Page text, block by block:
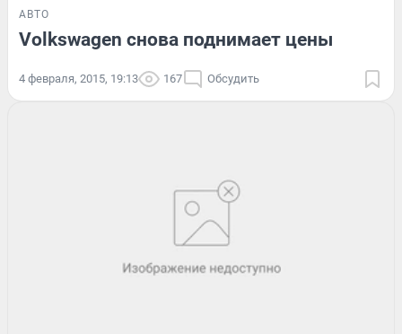
АВТО
Volkswagen снова поднимает цены
4 февраля, 2015, 19:13 167 Обсудить